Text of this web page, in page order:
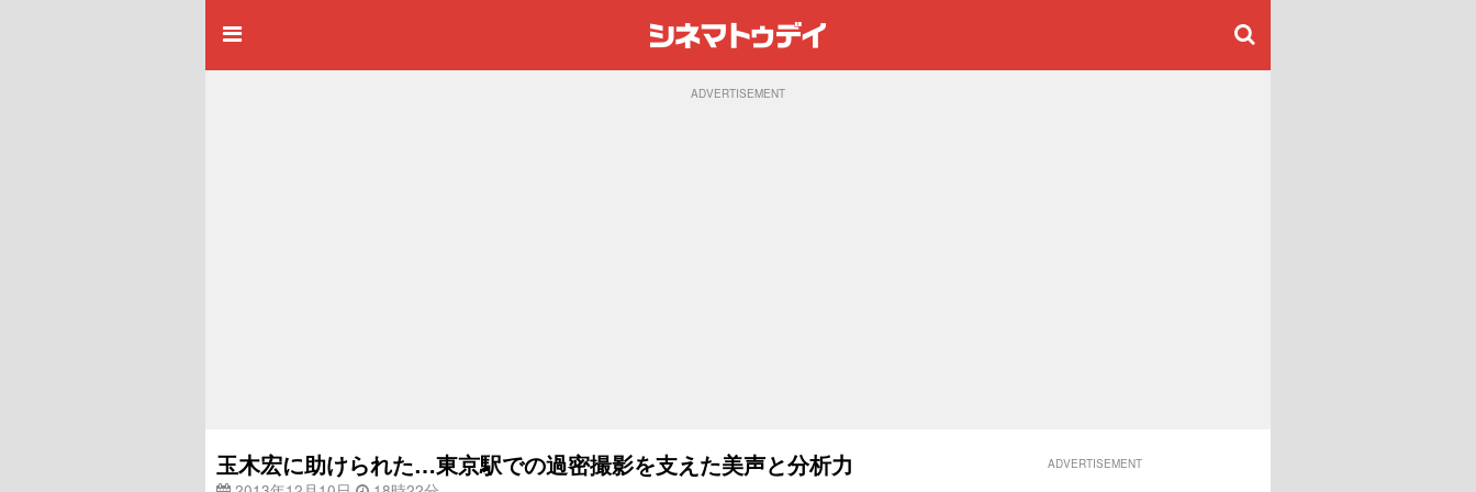
ADVERTISEMENT
玉木宏に助けられた…東京駅での過密撮影を支えた美声と分析力 ADVERTISEMENT